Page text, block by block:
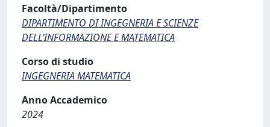
Facoltà/Dipartimento
DIPARTIMENTO DI INGEGNERIA E SCIENZE
DELL’INFORMAZIONE E MATEMATICA
Corso di studio
INGEGNERIA MATEMATICA
Anno Accademico
2024